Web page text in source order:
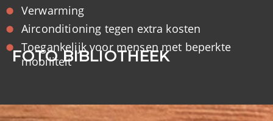
Verwarming
Airconditioning tegen extra kosten
Toegankelijk voor mensen met beperkte
mobiliteit
FOTO BIBLIOTHEEK